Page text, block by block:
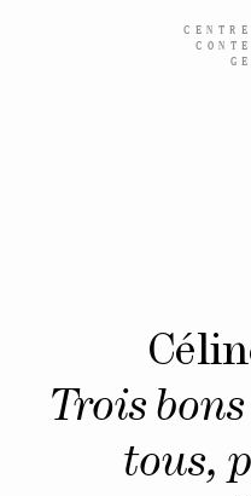
content
CENTRE
Trois
tous,